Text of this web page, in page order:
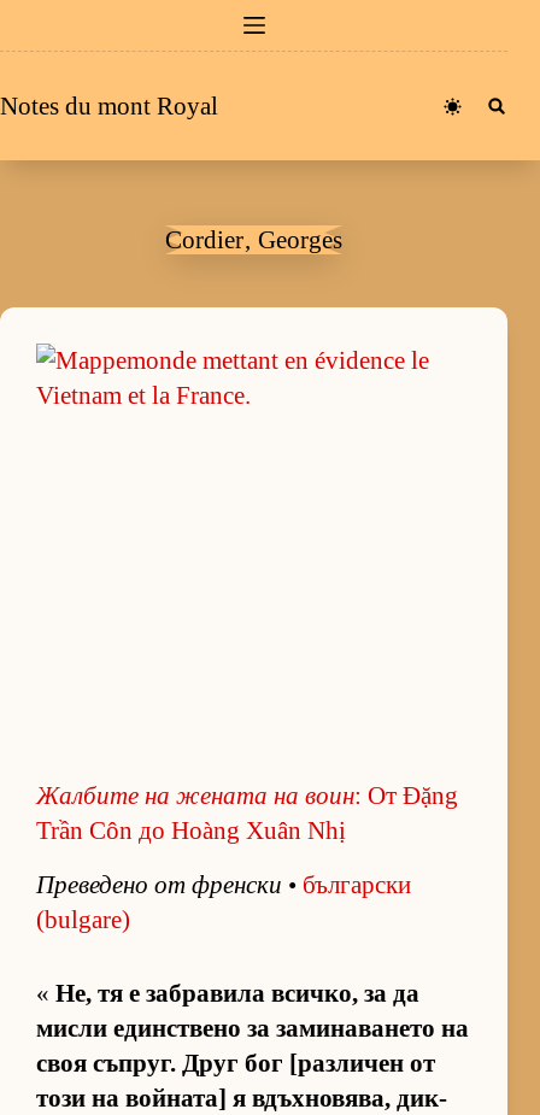
au
Notes du mont Royal
Cordier‚ Georges
Жал­бите на же­ната на воин: От Đặng
Trần Côn до Hoàng Xuân Nhị
Пре­ве­дено от френ­ски • бъл­гар­ски
(bulgare)
« Не, тя е заб­ра­вила всич­ко, за да
мисли един­с­т­вено за за­ми­на­ва­нето на
своя съп­руг. Друг бог [раз­ли­чен от
този на вой­на­та] я вдъх­но­вя­ва, дик­